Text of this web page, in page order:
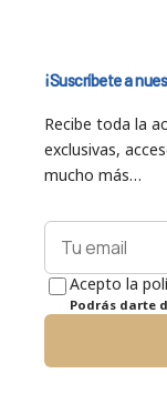
¡Suscríbete a
Recibe toda la
exclusivas,
mucho más…
Acepto la
Podrás darte